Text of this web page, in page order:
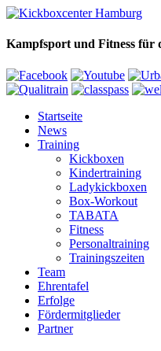
Kampfsport und Fitness für
Startseite
News
Training
Kickboxen
Kindertraining
Ladykickboxen
Box-Workout
TABATA
Fitness
Personaltraining
Trainingszeiten
Team
Ehrentafel
Erfolge
Fördermitglieder
Partner